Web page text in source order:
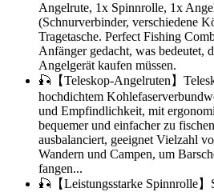
Angelrute, 1x Spinnrolle, 1x
(Schnurverbinder, verschiedene
Tragetasche. Perfect Fishing
Anfänger gedacht, was bedeutet,
Angelgerät kaufen müssen.
🎣【Teleskop-Angelruten】
hochdichtem
und Empfindlichkeit, mit
bequemer und einfacher zu
ausbalanciert, geeignet Vielzahl
Wandern und Campen, um
fangen...
🎣【Leistungsstarke Spinnrolle】